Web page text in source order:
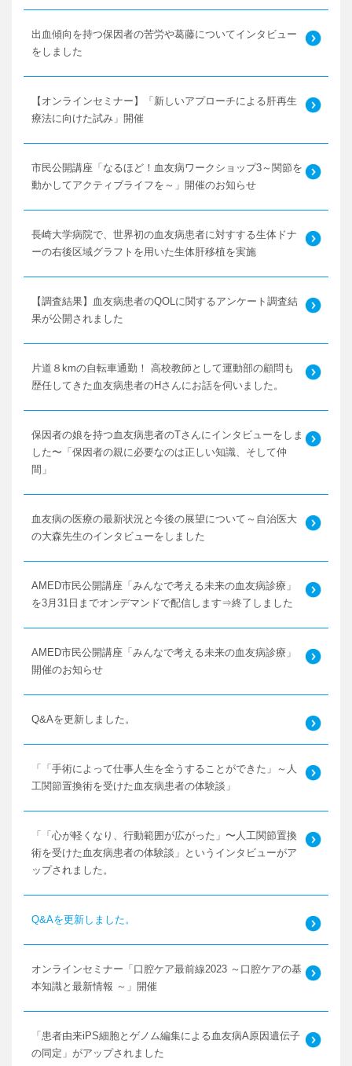
出血傾向を持つ保因者の苦労や葛藤についてインタビュー
をしました
【オンラインセミナー】「新しいアプローチによる肝再生
療法に向けた試み」開催
市民公開講座「なるほど！血友病ワークショップ3～関節を
動かしてアクティブライフを～」開催のお知らせ
長崎大学病院で、世界初の血友病患者に対すする生体ドナ
ーの右後区域グラフトを用いた生体肝移植を実施
【調査結果】血友病患者のQOLに関するアンケート調査結
果が公開されました
片道８kmの自転車通勤！ 高校教師として運動部の顧問も
歴任してきた血友病患者のHさんにお話を伺いました。
保因者の娘を持つ血友病患者のTさんにインタビューをしま
した〜「保因者の親に必要なのは正しい知識、そして仲
間」
血友病の医療の最新状況と今後の展望について～自治医大
の大森先生のインタビューをしました
AMED市民公開講座「みんなで考える未来の血友病診療」
を3月31日までオンデマンドで配信します⇒終了しました
AMED市民公開講座「みんなで考える未来の血友病診療」
開催のお知らせ
Q&Aを更新しました。
「「手術によって仕事人生を全うすることができた」～人
工関節置換術を受けた血友病患者の体験談」
「「心が軽くなり、行動範囲が広がった」〜人工関節置換
術を受けた血友病患者の体験談」というインタビューがア
ップされました。
Q&Aを更新しました。
オンラインセミナー「口腔ケア最前線2023 ～口腔ケアの基
本知識と最新情報 ～」開催
「患者由来iPS細胞とゲノム編集による血友病A原因遺伝子
の同定」がアップされました